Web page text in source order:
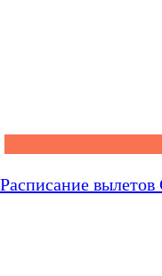
Расписание